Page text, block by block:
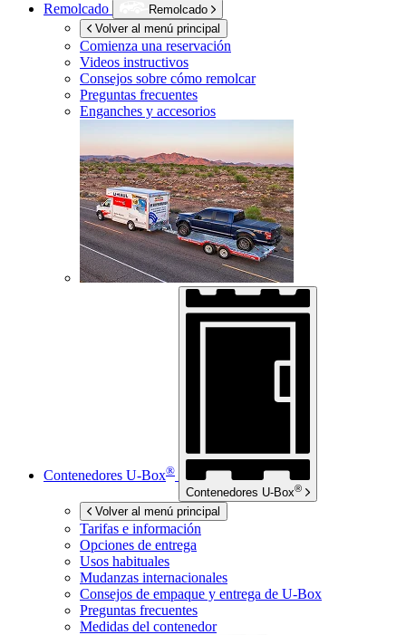
Remolcado
Remolcado
Volver al menú principal
Comienza una reservación
Videos instructivos
Consejos sobre cómo remolcar
Preguntas frecuentes
Enganches y accesorios
Contenedores U-Box®
Contenedores U-Box®
Volver al menú principal
Tarifas e información
Opciones de entrega
Usos habituales
Mudanzas internacionales
Consejos de empaque y entrega de U-Box
Preguntas frecuentes
Medidas del contenedor